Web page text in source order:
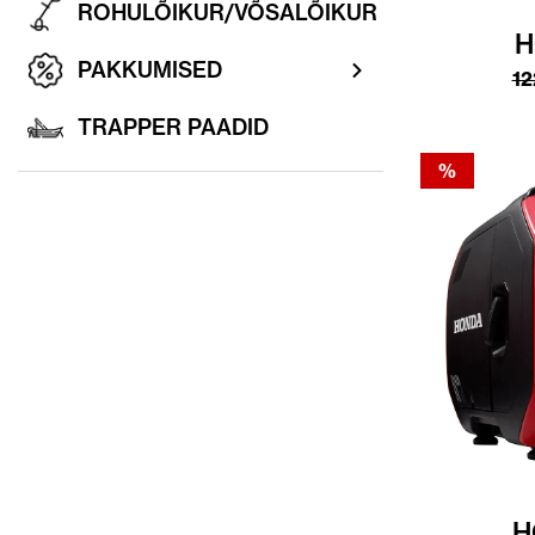
ROHULÕIKUR/VÕSALÕIKUR
PAKKUMISED
TRAPPER PAADID
%